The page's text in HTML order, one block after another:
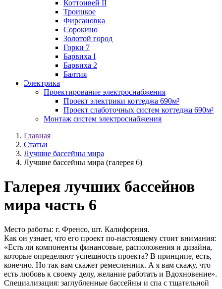
Коттонвей II
Троицкое
Фирсановка
Сорокино
Золотой город
Горки 7
Барвиха I
Барвиха 2
Балтия
Электрика
Проектирование электроснабжения
Проект электрики коттеджа 690м²
Проект слаботочных систем коттеджа 690м²
Монтаж систем электроснабжения
Главная
Статьи
Лучшие бассейны мира
Лучшие бассейны мира (галерея 6)
Галерея лучших бассейнов
мира часть 6
Место работы: г. Френсо, шт. Калифорния.
Как он узнает, что его проект по-настоящему стоит внимания:
«Есть ли компоненты финансовые, расположения и дизайна,
которые определяют успешность проекта? В принципе, есть,
конечно. Но так вам скажет ремесленник. А я вам скажу, что
есть любовь к своему делу, желание работать и Вдохновение».
Специализация: заглубленные бассейны и спа с тщательной